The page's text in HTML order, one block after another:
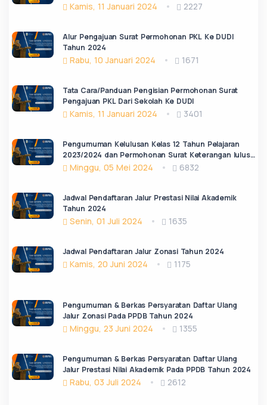
Kamis, 11 Januari 2024 2227
Alur Pengajuan Surat Permohonan PKL Ke DUDI
Tahun 2024
Rabu, 10 Januari 2024 1671
Tata Cara/Panduan Pengisian Permohonan Surat
Pengajuan PKL Dari Sekolah Ke DUDI
Kamis, 11 Januari 2024 3401
Pengumuman Kelulusan Kelas 12 Tahun Pelajaran
2023/2024 dan Permohonan Surat Keterangan lulus
(SKL)
Minggu, 05 Mei 2024 6832
Jadwal Pendaftaran Jalur Prestasi Nilai Akademik
Tahun 2024
Senin, 01 Juli 2024 1635
Jadwal Pendaftaran Jalur Zonasi Tahun 2024
Kamis, 20 Juni 2024 1175
Pengumuman & Berkas Persyaratan Daftar Ulang
Jalur Zonasi Pada PPDB Tahun 2024
Minggu, 23 Juni 2024 1355
Pengumuman & Berkas Persyaratan Daftar Ulang
Jalur Prestasi Nilai Akademik Pada PPDB Tahun 2024
Rabu, 03 Juli 2024 2612